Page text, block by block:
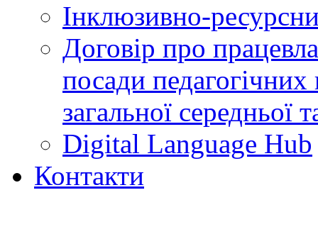
Інклюзивно-
Договір про
посади педагогічних
загальної середньої
Digital Language Hub
Контакти